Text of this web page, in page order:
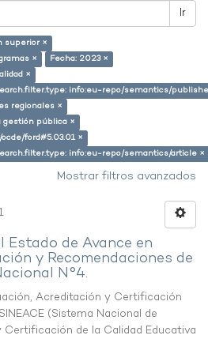
Ir
superior ×
×
Fecha: 2023 ×
×
info:eu-repo/semantics/
regionales ×
gestión pública ×
ford#5.03.01 ×
info:eu-repo/semantics/article ×
Mostrar filtros avanzados
Estado de Avance en
y Recomendaciones de
N°4.
Acreditación y Certificación
(Sistema Nacional de
Certificación de la Calidad Educativa